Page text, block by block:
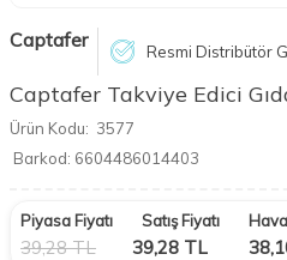
Captafer Resmi Distribütör
Captafer Takviye Edici
Ürün Kodu: 3577
Barkod: 6604486014403
Piyasa Fiyatı
39,28TL
Satış Fiyatı
39,28 TL